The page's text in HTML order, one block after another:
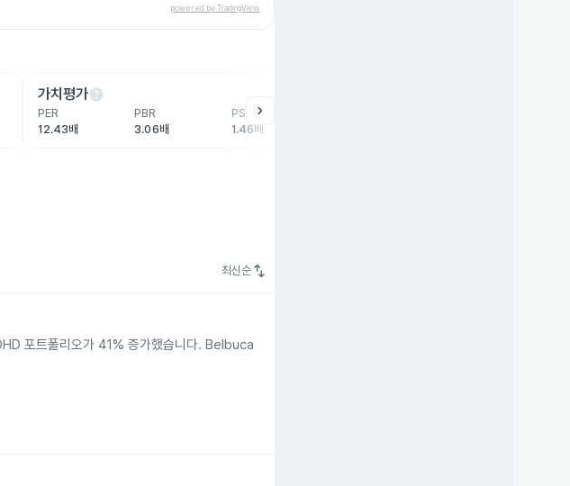
powered by TradingView
가치평가help
PER
12.43배
PBR
3.06배
PSR
1.46배
chevron_right
최신순 swap_vert
포트폴리오가 41% 증가했습니다. Belbuca